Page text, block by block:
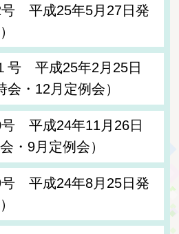
号 平成25年5月27日発
号 平成25年2月25日
・12月定例会）
平成24年11月26日
・9月定例会）
号 平成24年8月25日発